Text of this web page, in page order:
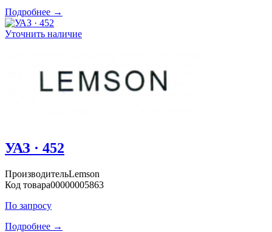
Подробнее →
Уточнить наличие
УАЗ · 452
ПроизводительLemson
Код товара00000005863
По запросу
Подробнее →